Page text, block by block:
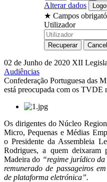
Alterar dados
★ Campos
Utilizador
02 de Junho de 2020 XII
Audiências
Confederação Portuguesa das
está preocupada com os TVDE
Os dirigentes do Núcleo
Micro, Pequenas e Médias
o Presidente da Assembleia
Rodrigues, a quem deixaram
Madeira do “regime jurídico
remunerado de passageiros
de plataforma eletrónica”.